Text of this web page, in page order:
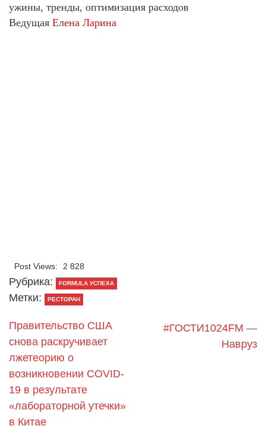
ужины, тренды, оптимизация расходов
Ведущая Елена Ларина
Post Views: 2 828
Рубрика: FORMULA УСПЕХА
Метки: РЕСТОРАН
Правительство США
снова раскручивает
лжетеорию о
возникновении COVID-
19 в результате
«лабораторной утечки»
в Китае
#ГОСТИ1024FM —
Навруз